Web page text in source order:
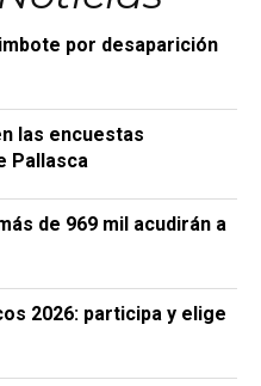
por desaparición
las encuestas
Pallasca
de 969 mil acudirán a
2026: participa y elige